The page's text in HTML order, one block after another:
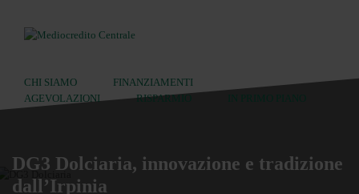
CHI SIAMO
FINANZIAMENTI
AGEVOLAZIONI
RISPARMIO IN PRIMO PIANO
Ricerca:
DG3 Dolciaria, innovazione e tradizione
dall’Irpinia